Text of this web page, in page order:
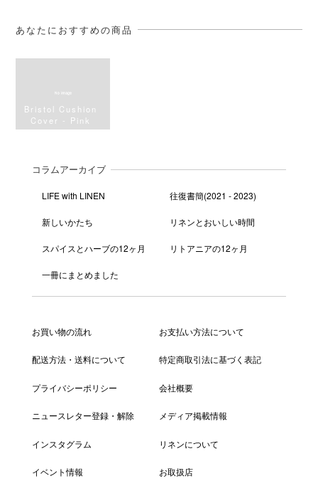
あなたにおすすめの商品
Bristol Cushion
Cover - Pink
コラムアーカイブ
LIFE with LINEN 往復書簡(2021 - 2023)
新しいかたち リネンとおいしい時間
スパイスとハーブの12ヶ月 リトアニアの12ヶ月
一冊にまとめました
お買い物の流れ お支払い方法について
配送方法・送料について 特定商取引法に基づく表記
プライバシーポリシー 会社概要
ニュースレター登録・解除 メディア掲載情報
インスタグラム リネンについて
イベント情報 お取扱店